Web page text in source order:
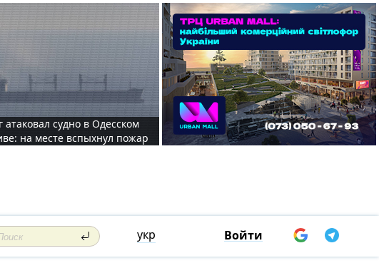
атаковал судно в Одесском
на месте вспыхнул пожар
укр Войти